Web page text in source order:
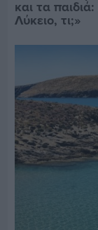
και τα
Λύκειο, τι;»